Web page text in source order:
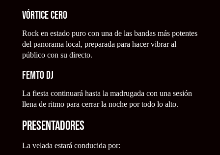
Vórtice Cero
Rock en estado puro con una de las bandas más potentes
del panorama local, preparada para hacer vibrar al
público con su directo.
Femto DJ
La fiesta continuará hasta la madrugada con una sesión
llena de ritmo para cerrar la noche por todo lo alto.
Presentadores
La velada estará conducida por: